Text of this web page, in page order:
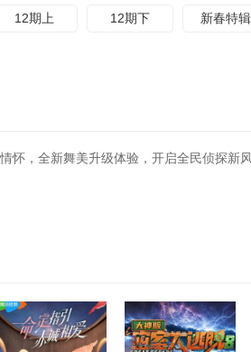
12期上 12期下 新春特辑
怀，全新舞美升级体验，开启全民侦探新